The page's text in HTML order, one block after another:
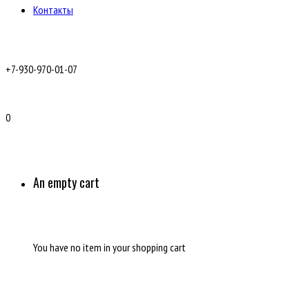
Контакты
+7-930-970-01-07
0
An empty cart
You have no item in your shopping cart